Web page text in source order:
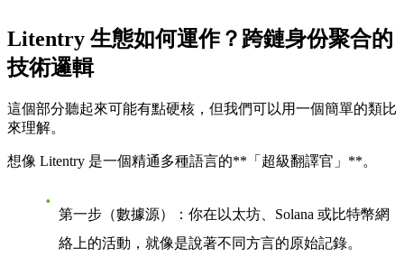
Litentry 生態如何運作？跨鏈身份聚合的
技術邏輯
這個部分聽起來可能有點硬核，但我們可以用一個簡單的類比
來理解。
想像 Litentry 是一個精通多種語言的**「超級翻譯官」**。
第一步（數據源）
：你在以太坊、Solana 或比特幣網
絡上的活動，就像是說著不同方言的原始記錄。